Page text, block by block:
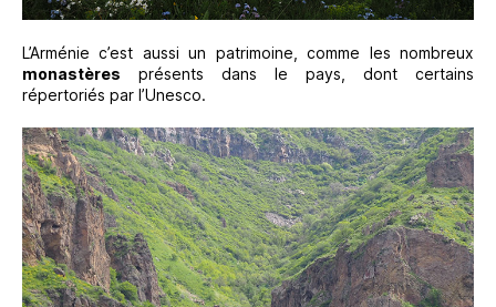
L’Arménie c’est aussi un patrimoine, comme les nombreux
monastères présents dans le pays, dont certains
répertoriés par l’Unesco.